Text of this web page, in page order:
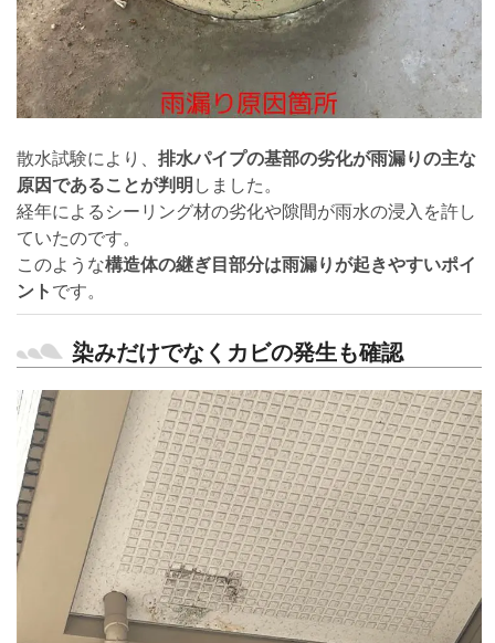
散水試験により、 排水パイプの基部の劣化が雨漏りの主な
原因であることが判明 しました。
経年によるシーリング材の劣化や隙間が雨水の浸入を許し
ていたのです。
このような構造体の継ぎ目部分は雨漏りが起きやすいポイ
ント です。
染みだけでなくカビの発生も確認